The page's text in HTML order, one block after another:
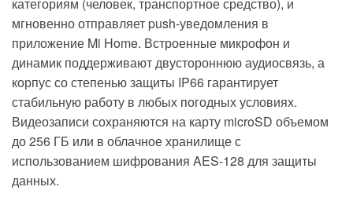
категориям (человек, транспортное средство), и
мгновенно отправляет push-уведомления в
приложение Mi Home. Встроенные микрофон и
динамик поддерживают двустороннюю аудиосвязь, а
корпус со степенью защиты IP66 гарантирует
стабильную работу в любых погодных условиях.
Видеозаписи сохраняются на карту microSD объемом
до 256 ГБ или в облачное хранилище с
использованием шифрования AES-128 для защиты
данных.